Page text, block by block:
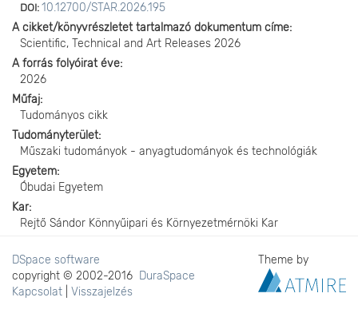
DOI: 10.12700/STAR.2026.195
A cikket/könyvrészletet tartalmazó dokumentum címe
Scientific, Technical and Art Releases 2026
A forrás folyóirat éve
2026
Műfaj
Tudományos cikk
Tudományterület
Műszaki tudományok - anyagtudományok és technológiák
Egyetem
Óbudai Egyetem
Kar
Rejtő Sándor Könnyűipari és Környezetmérnöki Kar
DSpace software
copyright © 2002-2016 DuraSpace
Kapcsolat
Visszajelzés
Theme by